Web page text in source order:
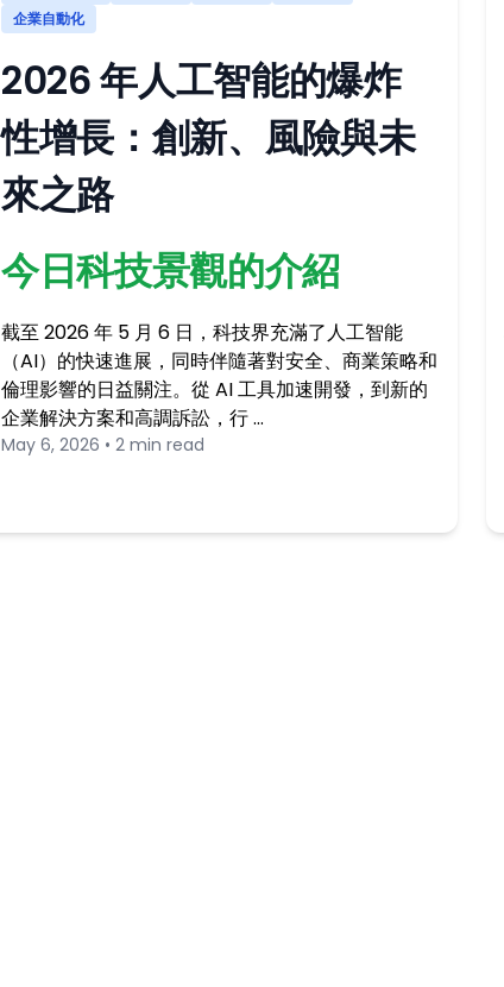
企業自動化
2026 年人工智能的爆炸
性增長：創新、風險與未
來之路
今日科技景觀的介紹
截至 2026 年 5 月 6 日，科技界充滿了人工智能
（AI）的快速進展，同時伴隨著對安全、商業策略和
倫理影響的日益關注。從 AI 工具加速開發，到新的
企業解決方案和高調訴訟，行 …
May 6, 2026 • 2 min read